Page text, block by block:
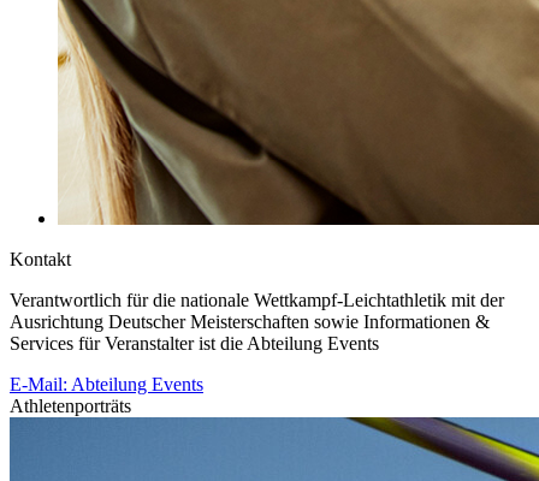
Kontakt
Verantwortlich für die nationale Wettkampf-Leichtathletik mit der
Ausrichtung Deutscher Meisterschaften sowie Informationen &
Services für Veranstalter ist die Abteilung Events
E-Mail: Abteilung Events
Athletenporträts